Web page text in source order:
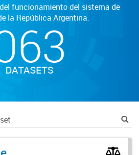
funcionamiento del sistema de
la República Argentina.
DATASETS